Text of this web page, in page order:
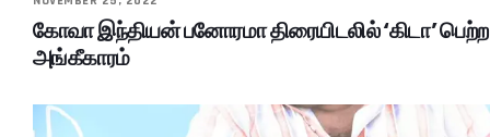
கோவா இந்தியன் பனோரமா திரையிடலில் ‘கிடா’
அங்கீகாரம்